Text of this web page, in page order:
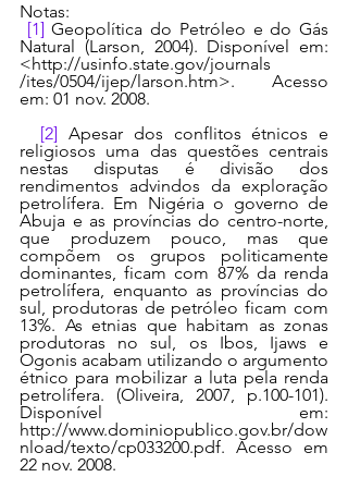
Notas:
[1] Geopolítica do Petróleo e do Gás
Natural (Larson, 2004). Disponível em:
<http://usinfo.state.gov/journals
/ites/0504/ijep/larson.htm>. Acesso
em: 01 nov. 2008.
[2] Apesar dos conflitos étnicos e
religiosos uma das questões centrais
nestas disputas é divisão dos
rendimentos advindos da exploração
petrolífera. Em Nigéria o governo de
Abuja e as províncias do centro-norte,
que produzem pouco, mas que
compõem os grupos politicamente
dominantes, ficam com 87% da renda
petrolífera, enquanto as províncias do
sul, produtoras de petróleo ficam com
13%. As etnias que habitam as zonas
produtoras no sul, os Ibos, Ijaws e
Ogonis acabam utilizando o argumento
étnico para mobilizar a luta pela renda
petrolífera. (Oliveira, 2007, p.100-101).
Disponível em:
http://www.dominiopublico.gov.br/dow
nload/texto/cp033200.pdf. Acesso em
22 nov. 2008.